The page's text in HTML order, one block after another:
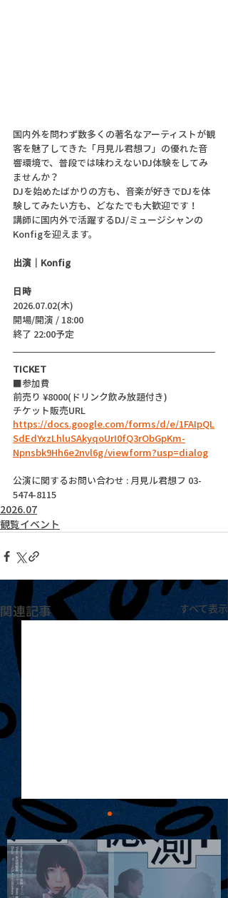
国内外を問わず数多くの著名なアーティストが観
客を魅了してきた「月見ル君想フ」の優れた音
響環境で、普段では味わえないDJ体験をしてみ
ませんか？
DJを始めたばかりの方も、音楽が好きでDJを体
験してみたい方も、どなたでも大歓迎です！
講師に国内外で活躍するDJ/ミュージシャンの
Konfigを迎えます。
出演｜Konfig
日時
2026.07.02(木)
開場/開演 / 18:00
終了 22:00予定
TICKET
■参加費
前売り ¥8000(ドリンク飲み放題付き)
チケット販売URL
https://docs.google.com/forms/d/e/1FAIpQL
SdEdYxzLhluSAkyqoUrI0fQ3rObGpKm-
Npnsbk9Hh6e2nvl6g/viewform?usp=dialog
公演に関するお問い合わせ : 月見ル君想フ 03-
5474-8115
2026.07
観覧イベント
関連記事 すべて表示